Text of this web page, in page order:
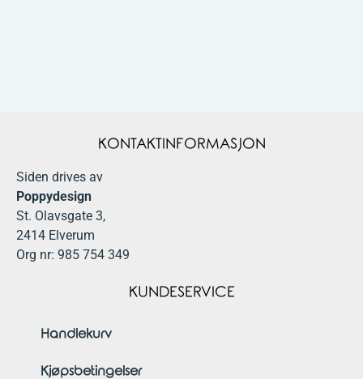
KONTAKTINFORMASJON
Siden drives av
Poppydesign
St. Olavsgate 3,
2414 Elverum
Org nr: 985 754 349
KUNDESERVICE
Handlekurv
Kjøpsbetingelser